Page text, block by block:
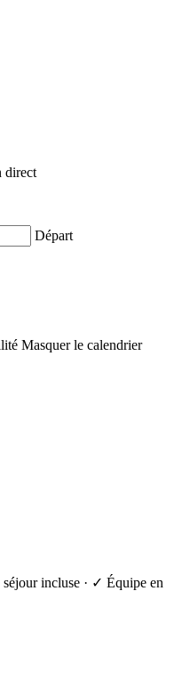
direct
Départ
Masquer le calendrier
incluse · ✓ Équipe en